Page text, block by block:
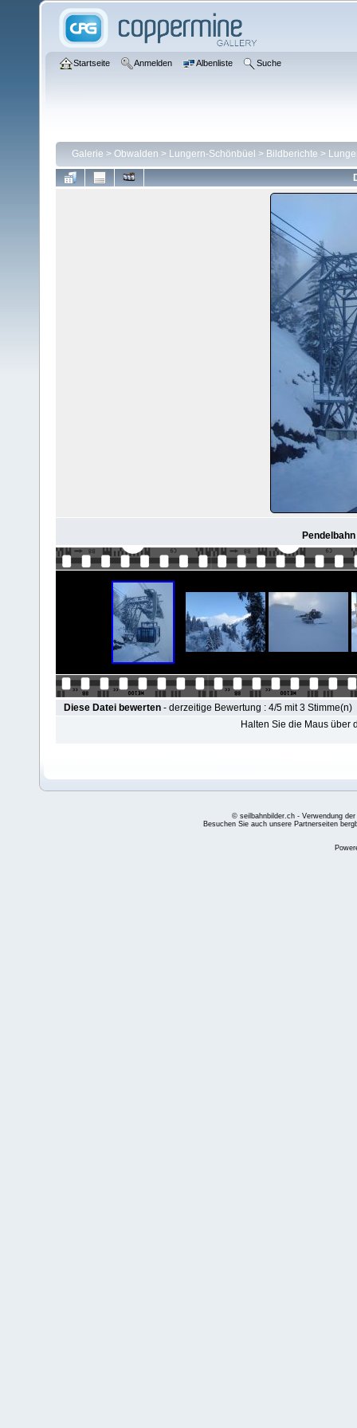
Startseite Anmelden Albenliste Suche
Galerie > Obwalden > Lungern-Schönbüel > Bildberichte >
Diese Datei bewerten - derzeitige Bewertung : 4/5 mit 3 Stimme(n)
Halten Sie die Maus über
© seilbahnbilder.ch - Verwendung
Besuchen Sie auch unsere Partnerseiten